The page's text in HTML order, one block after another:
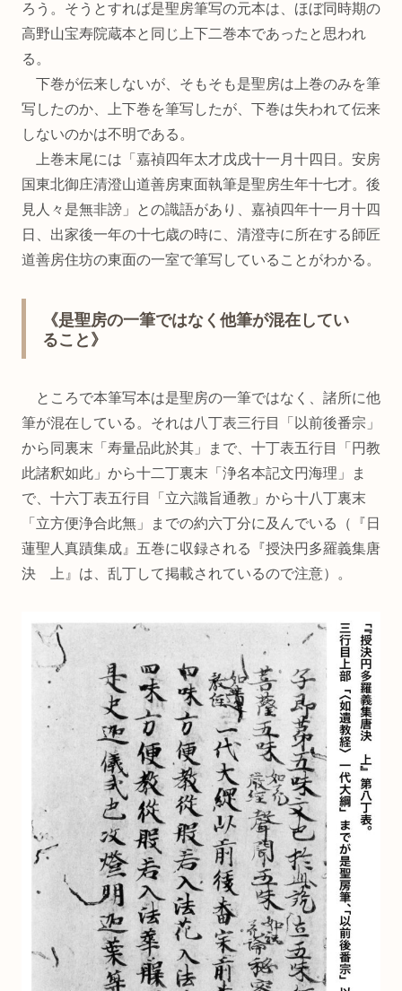
ろう。そうとすれば是聖房筆写の元本は、ほぼ同時期の
高野山宝寿院蔵本と同じ上下二巻本であったと思われ
る。
下巻が伝来しないが、そもそも是聖房は上巻のみを筆
写したのか、上下巻を筆写したが、下巻は失われて伝来
しないのかは不明である。
上巻末尾には「嘉禎四年太才戊戌十一月十四日。安房
国東北御庄清澄山道善房東面執筆是聖房生年十七才。後
見人々是無非謗」との識語があり、嘉禎四年十一月十四
日、出家後一年の十七歳の時に、清澄寺に所在する師匠
道善房住坊の東面の一室で筆写していることがわかる。
《是聖房の一筆ではなく他筆が混在してい
ること》
ところで本筆写本は是聖房の一筆ではなく、諸所に他
筆が混在している。それは八丁表三行目「以前後番宗」
から同裏末「寿量品此於其」まで、十丁表五行目「円教
此諸釈如此」から十二丁裏末「浄名本記文円海理」ま
で、十六丁表五行目「立六識旨通教」から十八丁裏末
「立方便浄合此無」までの約六丁分に及んでいる（『日
蓮聖人真蹟集成』五巻に収録される『授決円多羅義集唐
決 上』は、乱丁して掲載されているので注意）。